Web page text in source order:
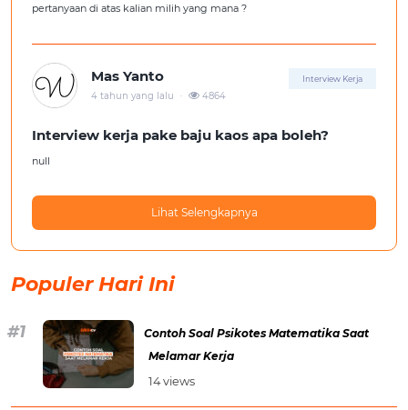
pertanyaan di atas kalian milih yang mana ?
Mas Yanto Interview Kerja
4 tahun yang lalu . 4864
Interview kerja pake baju kaos apa boleh?
null
Lihat Selengkapnya
Populer Hari Ini
Contoh Soal Psikotes Matematika Saat
Melamar Kerja
14 views